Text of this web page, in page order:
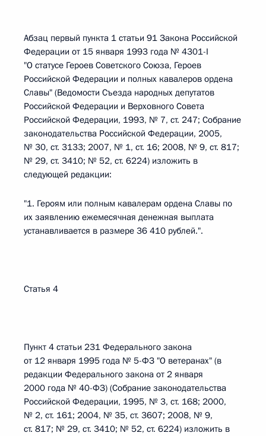
Абзац первый пункта 1 статьи 91 Закона Российской
Федерации от 15 января 1993 года № 4301-I
"О статусе Героев Советского Союза, Героев
Российской Федерации и полных кавалеров ордена
Славы" (Ведомости Съезда народных депутатов
Российской Федерации и Верховного Совета
Российской Федерации, 1993, № 7, ст. 247; Собрание
законодательства Российской Федерации, 2005,
№ 30, ст. 3133; 2007, № 1, ст. 16; 2008, № 9, ст. 817;
№ 29, ст. 3410; № 52, ст. 6224) изложить в
следующей редакции:
"1. Героям или полным кавалерам ордена Славы по
их заявлению ежемесячная денежная выплата
устанавливается в размере 36 410 рублей.".
Статья 4
Пункт 4 статьи 231 Федерального закона
от 12 января 1995 года № 5-ФЗ "О ветеранах" (в
редакции Федерального закона от 2 января
2000 года № 40-ФЗ) (Собрание законодательства
Российской Федерации, 1995, № 3, ст. 168; 2000,
№ 2, ст. 161; 2004, № 35, ст. 3607; 2008, № 9,
ст. 817; № 29, ст. 3410; № 52, ст. 6224) изложить в